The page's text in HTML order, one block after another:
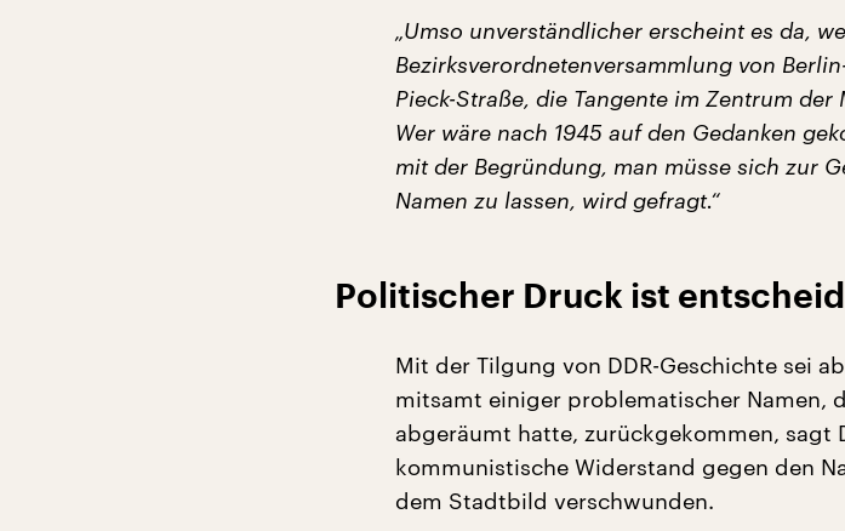
„Umso unverständlicher erscheint es da,
Bezirksverordnetenversammlung von
Pieck-Straße, die Tangente im Zentrum
Wer wäre nach 1945 auf den Gedanken
mit der Begründung, man müsse sich zur
Namen zu lassen, wird gefragt.“
Politischer Druck ist
Mit der Tilgung von DDR-Geschichte sei
mitsamt einiger problematischer Namen,
abgeräumt hatte, zurückgekommen, sagt
kommunistische Widerstand gegen den
dem Stadtbild verschwunden.